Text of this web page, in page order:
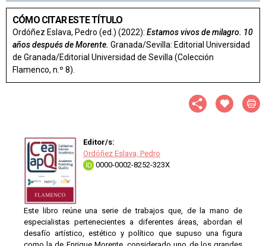
CÓMO CITAR ESTE TÍTULO
Ordóñez Eslava, Pedro (ed.) (2022): Estamos vivos de milagro. 10
años después de Morente. Granada/Sevilla: Editorial Universidad
de Granada/Editorial Universidad de Sevilla (Colección
Flamenco, n.º 8).
Editor/s:
Ordóñez Eslava, Pedro
0000-0002-8252-323X
Este libro reúne una serie de trabajos que, de la mano de
especialistas pertenecientes a diferentes áreas, abordan el
desafío artístico, estético y político que supuso una figura